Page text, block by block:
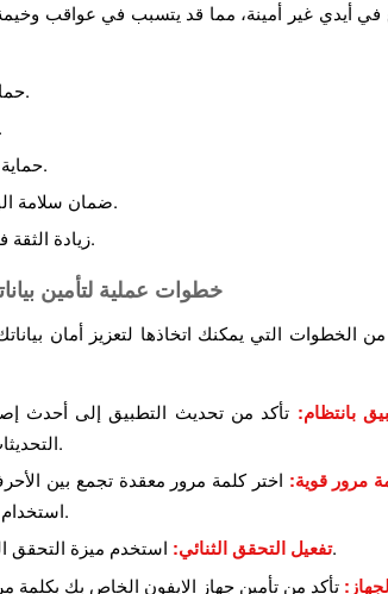
في أيدي غير أمينة، مما قد يتسبب في عواقب
حماية خصوصيتك من المهاجمين.
تجنب
حماية معلوماتك المالية والشخصية.
ضمان سلامة البيانات في حالة فقدان الجهاز.
زيادة الثقة في التطبيقات التي تستخدمها.
خطوات عملية لتأمين
من الخطوات التي يمكنك اتخاذها لتعزيز أمان
بانتظام: تأكد من تحديث التطبيق إلى أحدث
التحديثات عادةً على تحسينات أمان.
مرور قوية: اختر كلمة مرور معقدة تجمع بين
استخدام كلمات مرور سهلة التخمين.
تفعيل التحقق الثنائي:استخدم ميزة التحقق الثنائي لتعزيز مستوى الأمان.